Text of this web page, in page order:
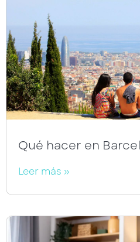
Qué hacer en
Leer más »